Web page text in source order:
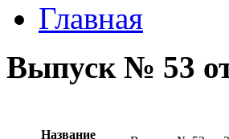
Главная
Выпуск № 53
Название